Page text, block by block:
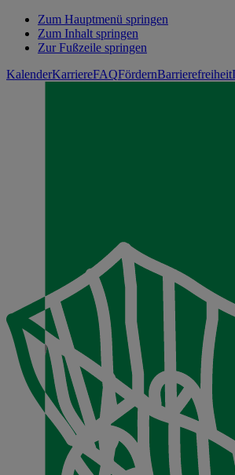
Zum Hauptmenü springen
Zum Inhalt springen
Zur Fußzeile springen
KalenderKarriereFAQFördernBarrierefreiheit